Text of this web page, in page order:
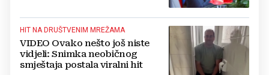
HIT NA DRUŠTVENIM MREŽAMA
VIDEO Ovako nešto još niste
vidjeli: Snimka neobičnog
smještaja postala viralni hit